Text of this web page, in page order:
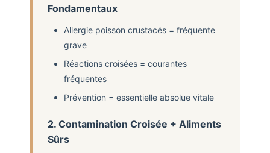
Fondamentaux
Allergie poisson crustacés = fréquente
grave
Réactions croisées = courantes
fréquentes
Prévention = essentielle absolue vitale
2. Contamination Croisée + Aliments
Sûrs